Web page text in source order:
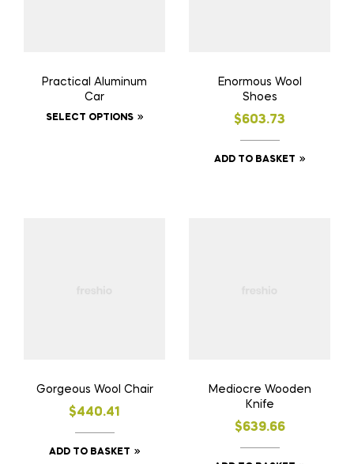
Practical Aluminum
Car
SELECT OPTIONS
Enormous Wool
Shoes
$603.73
ADD TO BASKET
Gorgeous Wool Chair
$440.41
ADD TO BASKET
Mediocre Wooden
Knife
$639.66